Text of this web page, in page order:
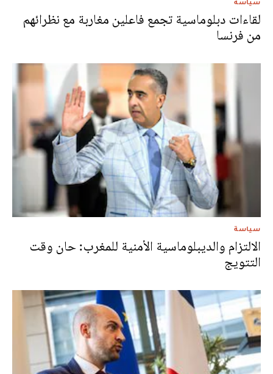
لقاءات دبلوماسية تجمع فاعلين مغاربة مع نظرائهم
من فرنسا
سياسة
الالتزام والديبلوماسية الأمنية للمغرب: حان وقت
التتويج